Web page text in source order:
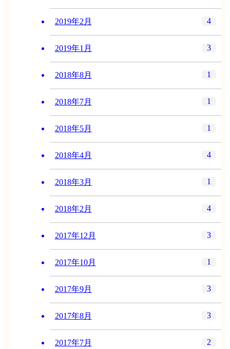
2019年2月 4
2019年1月 3
2018年8月 1
2018年7月 1
2018年5月 1
2018年4月 4
2018年3月 1
2018年2月 4
2017年12月 3
2017年10月 1
2017年9月 3
2017年8月 3
2017年7月 2